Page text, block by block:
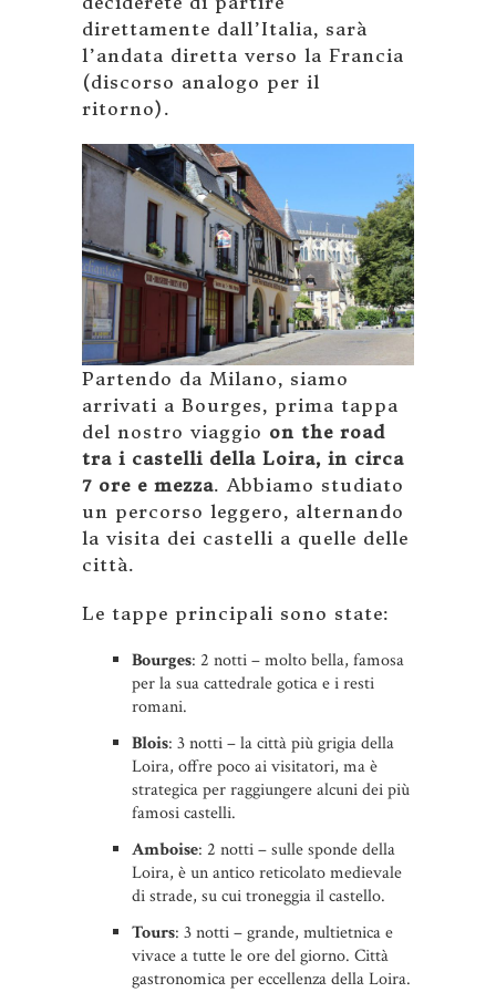
direttamente dall’Italia, sarà
l’andata diretta verso la Francia
(discorso analogo per il
ritorno).
Partendo da Milano, siamo
arrivati a Bourges, prima tappa
del nostro viaggio on the road
tra i castelli della Loira, in circa
7 ore e mezza. Abbiamo studiato
un percorso leggero, alternando
la visita dei castelli a quelle delle
città.
Le tappe principali sono state:
Bourges: 2 notti – molto bella, famosa
per la sua cattedrale gotica e i resti
romani.
Blois: 3 notti – la città più grigia della
Loira, offre poco ai visitatori, ma è
strategica per raggiungere alcuni dei più
famosi castelli.
Amboise: 2 notti – sulle sponde della
Loira, è un antico reticolato medievale
di strade, su cui troneggia il castello.
Tours: 3 notti – grande, multietnica e
vivace a tutte le ore del giorno. Città
gastronomica per eccellenza della Loira.